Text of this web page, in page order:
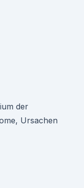
der
Ursachen